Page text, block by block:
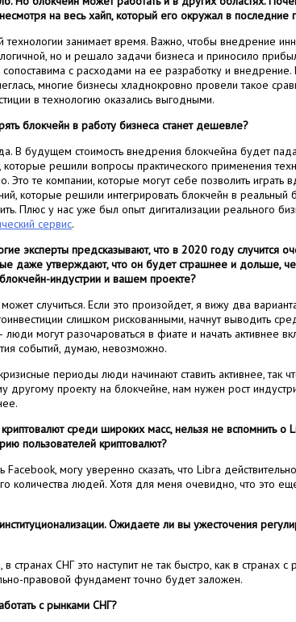
на весь хайп, который его окружал в последние
занимает время. Важно, чтобы внедрение
но и решало задачи бизнеса и приносило
с расходами на ее разработку и внедрение.
многие бизнесы хладнокровно провели такое
в технологию оказались выгодными.
блокчейн в работу бизнеса станет дешевле?
В будущем стоимость внедрения блокчейна будет
решили вопросы практического применения
Это те компании, которые могут себе позволить играть
которые решили интегрировать блокчейн в реальный
Плюс у нас уже был опыт дигитализации реального
сервис.
эксперты предсказывают, что в 2020 году случится
даже утверждают, что он будет страшнее и дольше,
индустрии и вашем проекте?
случиться. Если это произойдет, я вижу два
слишком рискованными, начнут выводить
могут разочароваться в фиате и начать активнее
событий, думаю, невозможно.
периоды люди начинают ставить активнее, так
другому проекту на блокчейне, нам нужен рост
среди широких масс, нельзя не вспомнить о
пользователей криптовалют?
могу уверенно сказать, что Libra
количества людей. Хотя для меня очевидно, что это
Ожидаете ли вы ужесточения
СНГ это наступит не так быстро, как в странах с
правовой фундамент точно будет заложен.
с рынками СНГ?